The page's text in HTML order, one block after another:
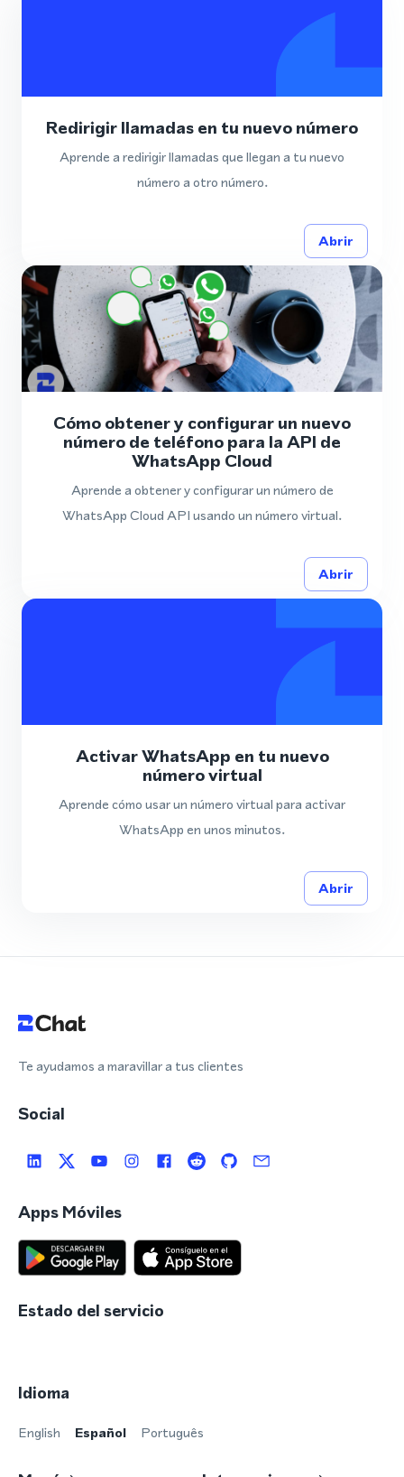
Redirigir llamadas en tu nuevo número
Aprende a redirigir llamadas que llegan a tu nuevo
número a otro número.
Abrir
Cómo obtener y configurar un nuevo
número de teléfono para la API de
WhatsApp Cloud
Aprende a obtener y configurar un número de
WhatsApp Cloud API usando un número virtual.
Abrir
Activar WhatsApp en tu nuevo
número virtual
Aprende cómo usar un número virtual para activar
WhatsApp en unos minutos.
Abrir
Te ayudamos a maravillar a tus clientes
Social
Apps Móviles
Estado del servicio
Idioma
English Español Português